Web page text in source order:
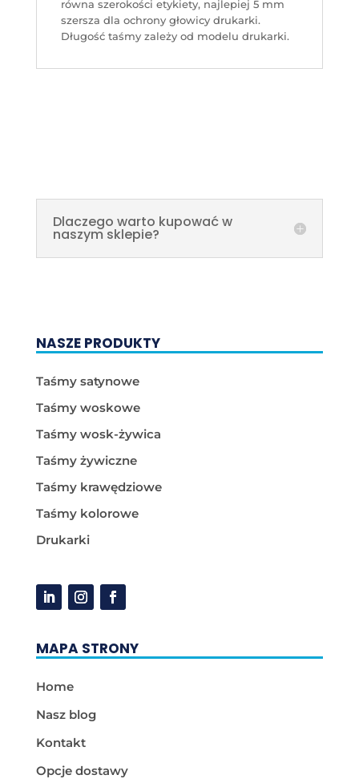
równa szerokości etykiety, najlepiej 5 mm
szersza dla ochrony głowicy drukarki.
Długość taśmy zależy od modelu drukarki.
Dlaczego warto kupować w
naszym sklepie?
NASZE PRODUKTY
Taśmy satynowe
Taśmy woskowe
Taśmy wosk-żywica
Taśmy żywiczne
Taśmy krawędziowe
Taśmy kolorowe
Drukarki
MAPA STRONY
Home
Nasz blog
Kontakt
Opcje dostawy